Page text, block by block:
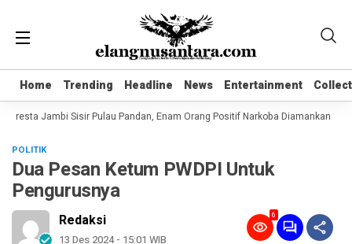
Home Trending Headline News Entertainment
Home Trending Headline News Entertainment
Jambi Sisir Pulau Pandan, Enam Orang Positif Narkoba Diamankan
POLITIK
Dua Pesan Ketum PWDPI Untuk
Pengurusnya
Redaksi
13 Des 2024 - 15:01 WIB
6